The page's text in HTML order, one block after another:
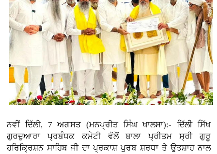
ਨਵੀਂ ਦਿੱਲੀ, 7 ਅਗਸਤ (ਮਨਪ੍ਰੀਤ ਸਿੰਘ ਖਾਲਸਾ):- ਦਿੱਲੀ ਸਿੱਖ
ਗੁਰਦੁਆਰਾ ਪ੍ਰਬੰਧਕ ਕਮੇਟੀ ਵੱਲੋਂ ਬਾਲਾ ਪ੍ਰੀਤਮ ਸ੍ਰੀ ਗੁਰੂ
ਹਰਿਕ੍ਰਿਸ਼ਨ ਸਾਹਿਬ ਜੀ ਦਾ ਪ੍ਰਕਾਸ਼ ਪੁਰਬ ਸ਼ਰਧਾ ਤੇ ਉਤਸ਼ਾਹ ਨਾਲ